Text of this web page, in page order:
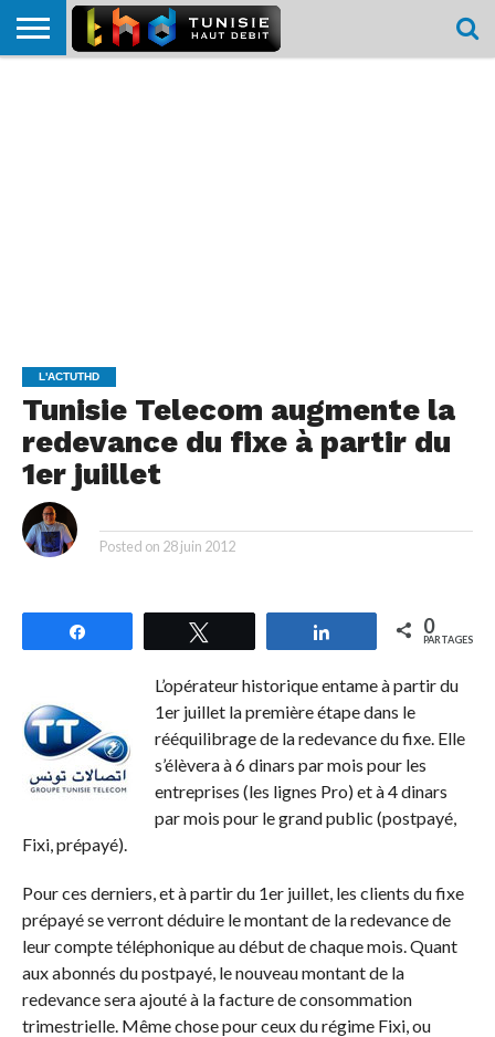
L'ACTUTHD
Tunisie Telecom augmente la
redevance du fixe à partir du
1er juillet
Posted on 28 juin 2012
Partagez 0
PARTAGES
L’opérateur historique entame à partir du
1er juillet la première étape dans le
rééquilibrage de la redevance du fixe. Elle
s’élèvera à 6 dinars par mois pour les
entreprises (les lignes Pro) et à 4 dinars
par mois pour le grand public (postpayé,
Fixi, prépayé).
Pour ces derniers, et à partir du 1er juillet, les clients du fixe
prépayé se verront déduire le montant de la redevance de
leur compte téléphonique au début de chaque mois. Quant
aux abonnés du postpayé, le nouveau montant de la
redevance sera ajouté à la facture de consommation
trimestrielle. Même chose pour ceux du régime Fixi, ou